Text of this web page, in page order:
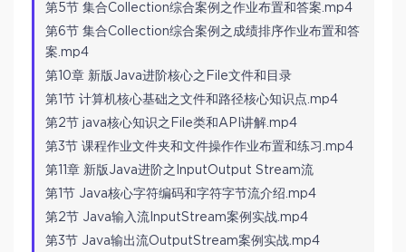
第5节 集合Collection综合案例之作业布置和答案.mp4
第6节 集合Collection综合案例之成绩排序作业布置和答
案.mp4
第10章 新版Java进阶核心之File文件和目录
第1节 计算机核心基础之文件和路径核心知识点.mp4
第2节 java核心知识之File类和API讲解.mp4
第3节 课程作业文件夹和文件操作作业布置和练习.mp4
第11章 新版Java进阶之InputOutput Stream流
第1节 Java核心字符编码和字符字节流介绍.mp4
第2节 Java输入流InputStream案例实战.mp4
第3节 Java输出流OutputStream案例实战.mp4